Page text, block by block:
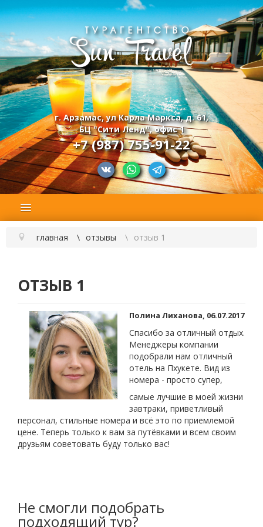
г. Арзамас, ул Карла Маркса, д. 61,
БЦ "Сити Ленд", офис 1
+7 (987) 755-91-22
главная отзывы отзыв 1
ОТЗЫВ 1
Полина Лиханова, 06.07.2017
Спасибо за отличный отдых.
Менеджеры компании
подобрали нам отличный
отель на Пхукете. Вид из
номера - просто супер,
самые лучшие в моей жизни
завтраки, приветливый
персонал, стильные номера и всё это по приемлемой
цене. Теперь только к вам за путёвками и всем своим
друзьям советовать буду только вас!
Не смогли подобрать
подходящий тур?